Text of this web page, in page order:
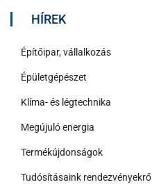
HÍREK
Építőipar, vállalkozás
Épületgépészet
Klíma- és légtechnika
Megújuló energia
Termékújdonságok
Tudósításaink rendezvényekről